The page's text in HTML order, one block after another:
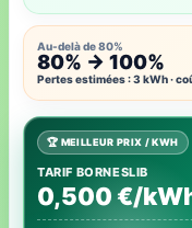
Au-delà de 80%
80% → 100%
Pertes estimées : 3 kWh ·
🏆 MEILLEUR PRIX / KWH
TARIF BORNESLIB
0,500 €/